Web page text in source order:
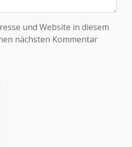
und Website in diesem
nächsten Kommentar